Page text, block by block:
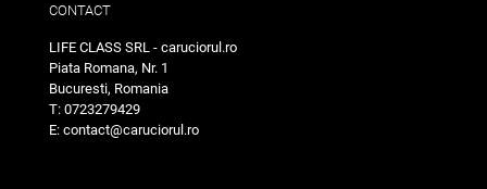
CONTACT
LIFE CLASS SRL - caruciorul.ro
Piata Romana, Nr. 1
Bucuresti, Romania
T: 0723279429
E: contact@caruciorul.ro